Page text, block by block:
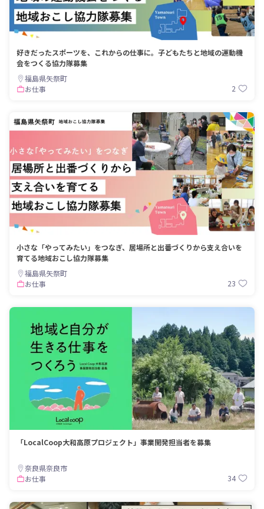
好きだったスポーツを、これからの仕事に。子どもたちと地域の運動機
会をつくる協力隊募集
福島県矢祭町
お仕事
2
小さな「やってみたい」をつなぎ、居場所と出番づくりから支え合いを
育てる地域おこし協力隊募集
福島県矢祭町
お仕事
23
「LocalCoop大和高原プロジェクト」事業開発担当者を募集
奈良県奈良市
お仕事
34